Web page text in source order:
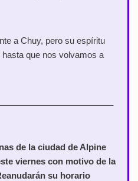
a Chuy, pero su espíritu
que nos volvamos a
de la ciudad de Alpine
viernes con motivo de la
su horario